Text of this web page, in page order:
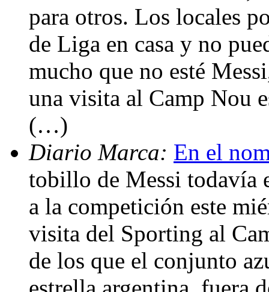
para otros. Los locales
de Liga en casa y no
mucho que no esté
una visita al Camp Nou
(…)
Diario Marca: En el
tobillo de Messi todavía
a la competición este
visita del Sporting al
de los que el conjunto